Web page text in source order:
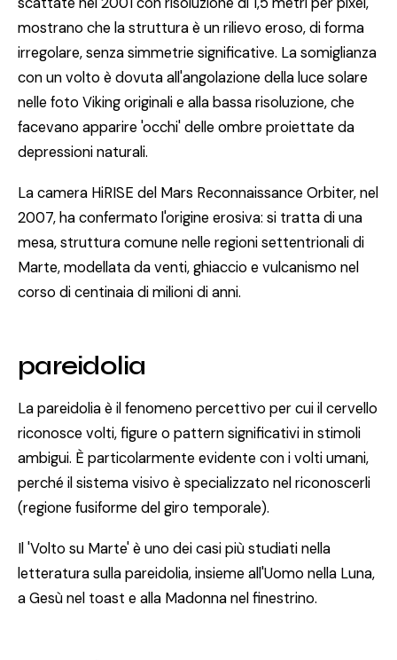
mostrano che la struttura è un rilievo eroso, di forma
irregolare, senza simmetrie significative. La somiglianza
con un volto è dovuta all'angolazione della luce solare
nelle foto Viking originali e alla bassa risoluzione, che
facevano apparire 'occhi' delle ombre proiettate da
depressioni naturali.
La camera HiRISE del Mars Reconnaissance Orbiter, nel
2007, ha confermato l'origine erosiva: si tratta di una
mesa, struttura comune nelle regioni settentrionali di
Marte, modellata da venti, ghiaccio e vulcanismo nel
corso di centinaia di milioni di anni.
pareidolia
La pareidolia è il fenomeno percettivo per cui il cervello
riconosce volti, figure o pattern significativi in stimoli
ambigui. È particolarmente evidente con i volti umani,
perché il sistema visivo è specializzato nel riconoscerli
(regione fusiforme del giro temporale).
Il 'Volto su Marte' è uno dei casi più studiati nella
letteratura sulla pareidolia, insieme all'Uomo nella Luna,
a Gesù nel toast e alla Madonna nel finestrino.